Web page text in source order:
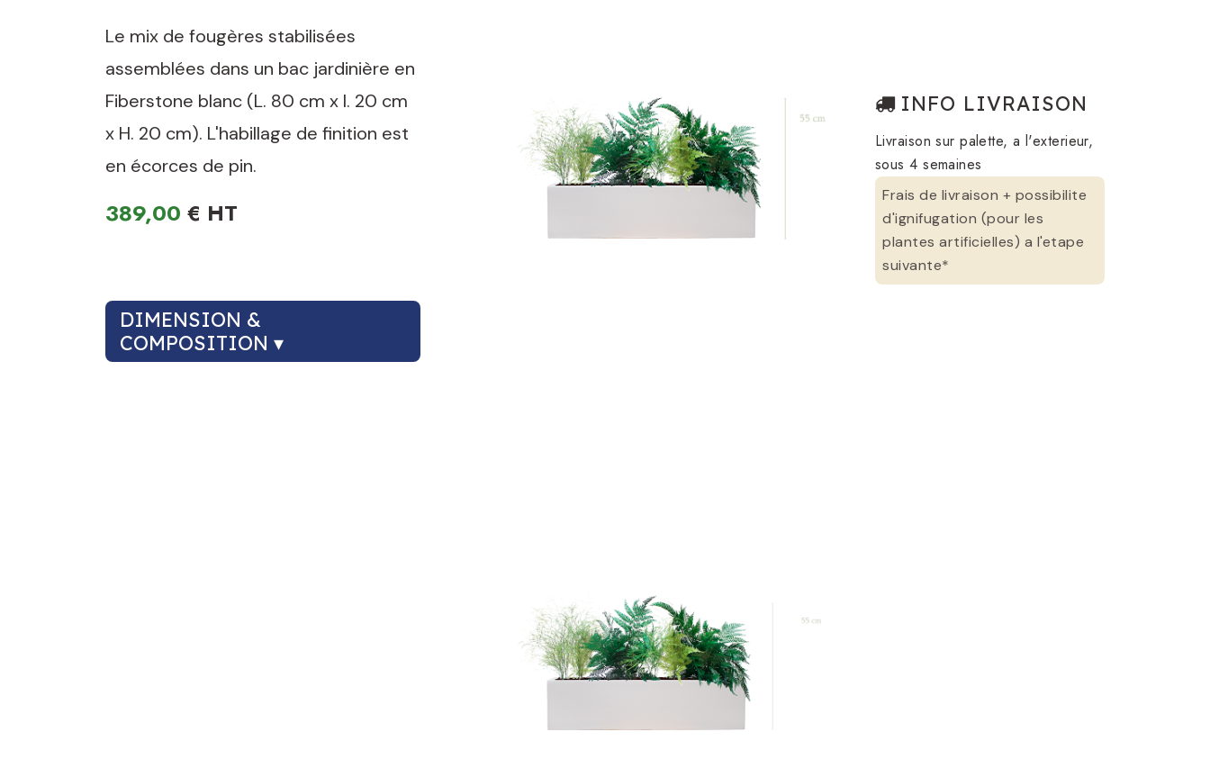
Le mix de fougères stabilisées
assemblées dans un bac jardinière en
Fiberstone blanc (L. 80 cm x l. 20 cm
x H. 20 cm). L'habillage de finition est
en écorces de pin.
389,00 €
DIMENSION &
COMPOSITION ▾
INFO LIVRAISON
Livraison sur palette, a l'exterieur,
sous 4 semaines
Frais de livraison + possibilite
d'ignifugation (pour les
plantes artificielles) a l'etape
suivante*